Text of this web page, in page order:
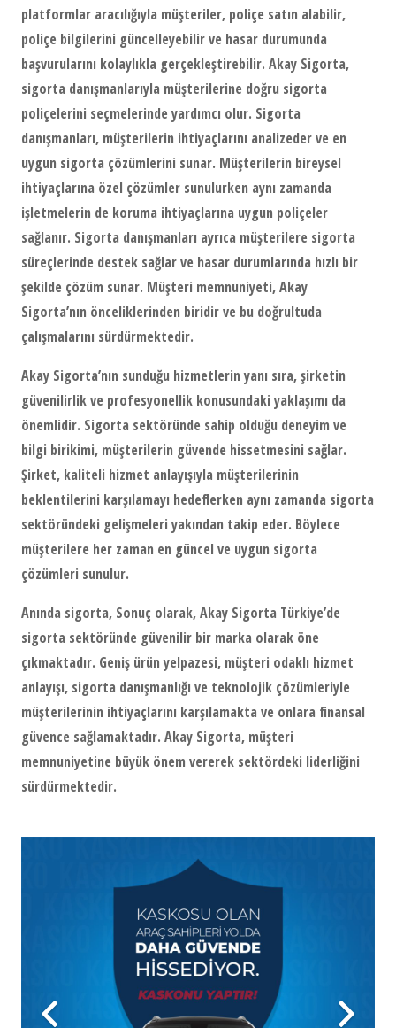
platformlar aracılığıyla müşteriler, poliçe satın alabilir,
poliçe bilgilerini güncelleyebilir ve hasar durumunda
başvurularını kolaylıkla gerçekleştirebilir. Akay Sigorta,
sigorta danışmanlarıyla müşterilerine doğru sigorta
poliçelerini seçmelerinde yardımcı olur. Sigorta
danışmanları, müşterilerin ihtiyaçlarını analizeder ve en
uygun sigorta çözümlerini sunar. Müşterilerin bireysel
ihtiyaçlarına özel çözümler sunulurken aynı zamanda
işletmelerin de koruma ihtiyaçlarına uygun poliçeler
sağlanır. Sigorta danışmanları ayrıca müşterilere sigorta
süreçlerinde destek sağlar ve hasar durumlarında hızlı bir
şekilde çözüm sunar. Müşteri memnuniyeti, Akay
Sigorta’nın önceliklerinden biridir ve bu doğrultuda
çalışmalarını sürdürmektedir.
Akay Sigorta’nın sunduğu hizmetlerin yanı sıra, şirketin
güvenilirlik ve profesyonellik konusundaki yaklaşımı da
önemlidir. Sigorta sektöründe sahip olduğu deneyim ve
bilgi birikimi, müşterilerin güvende hissetmesini sağlar.
Şirket, kaliteli hizmet anlayışıyla müşterilerinin
beklentilerini karşılamayı hedeflerken aynı zamanda sigorta
sektöründeki gelişmeleri yakından takip eder. Böylece
müşterilere her zaman en güncel ve uygun sigorta
çözümleri sunulur.
Anında sigorta, Sonuç olarak, Akay Sigorta Türkiye’de
sigorta sektöründe güvenilir bir marka olarak öne
çıkmaktadır. Geniş ürün yelpazesi, müşteri odaklı hizmet
anlayışı, sigorta danışmanlığı ve teknolojik çözümleriyle
müşterilerinin ihtiyaçlarını karşılamakta ve onlara finansal
güvence sağlamaktadır. Akay Sigorta, müşteri
memnuniyetine büyük önem vererek sektördeki liderliğini
sürdürmektedir.